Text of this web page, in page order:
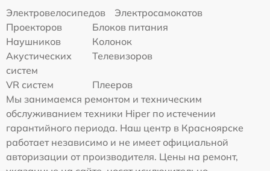
Электровелосипедов
Электросамокатов
Проекторов
Блоков питания
Наушников
Колонок
Акустических
систем
Телевизоров
VR систем
Плееров
Мы занимаемся ремонтом и техническим
обслуживанием техники Hiper по истечении
гарантийного периода. Наш центр в Красноярске
работает независимо и не имеет официальной
авторизации от производителя. Цены на ремонт,